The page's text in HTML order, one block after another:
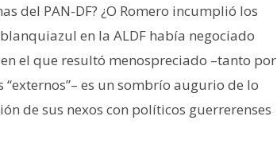
del PAN-DF? ¿O Romero incumplió los
en la ALDF había negociado
el que resultó menospreciado –tanto por
es un sombrío augurio de lo
de sus nexos con políticos guerrerenses